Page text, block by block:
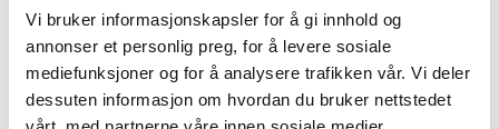
Vi bruker informasjonskapsler for å gi innhold og
annonser et personlig preg, for å levere sosiale
mediefunksjoner og for å analysere trafikken vår. Vi deler
dessuten informasjon om hvordan du bruker nettstedet
vårt, med partnerne våre innen sosiale medier,
Besuchscenter | Bussgruppen | Gartenanlage/Landgut
Baroniet Rosendal
Baroniet Rosendal ist die einzige Baronie